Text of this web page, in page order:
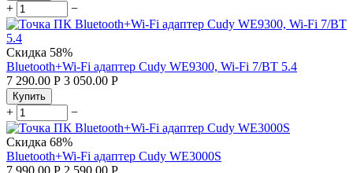
+ −
Скидка 58%
Bluetooth+Wi-Fi адаптер Cudy WE9300, Wi-Fi 7/BT 5.4
7 290.00 Р 3 050.00 Р
Купить
+ −
Скидка 68%
Bluetooth+Wi-Fi адаптер Cudy WE3000S
7 990.00 Р 2 590.00 Р